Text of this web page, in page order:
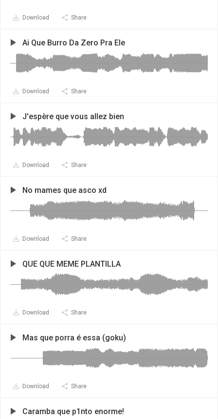
Download Share
Ai Que Burro Da Zero Pra Ele
Download Share
J'espère que vous allez bien
Download Share
No mames que asco xd
Download Share
QUE QUE MEME PLANTILLA
Download Share
Mas que porra é essa (goku)
Download Share
Caramba que p1nto enorme!